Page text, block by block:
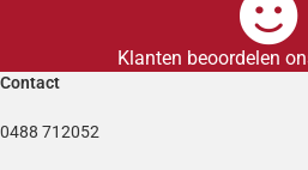
Klanten beoordelen
Contact
0488 712052